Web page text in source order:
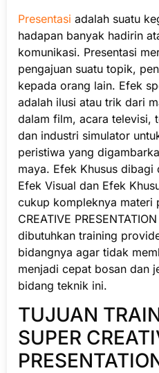
Presentasi adalah suatu
hadapan banyak hadirin
komunikasi. Presentasi
pengajuan suatu topik,
kepada orang lain. Efek
adalah ilusi atau trik dari
dalam film, acara televisi,
dan industri simulator
peristiwa yang
maya. Efek Khusus
Efek Visual dan Efek
cukup kompleknya materi
CREATIVE
dibutuhkan training
bidangnya agar tidak
menjadi cepat bosan dan
bidang teknik ini.
TUJUAN
SUPER